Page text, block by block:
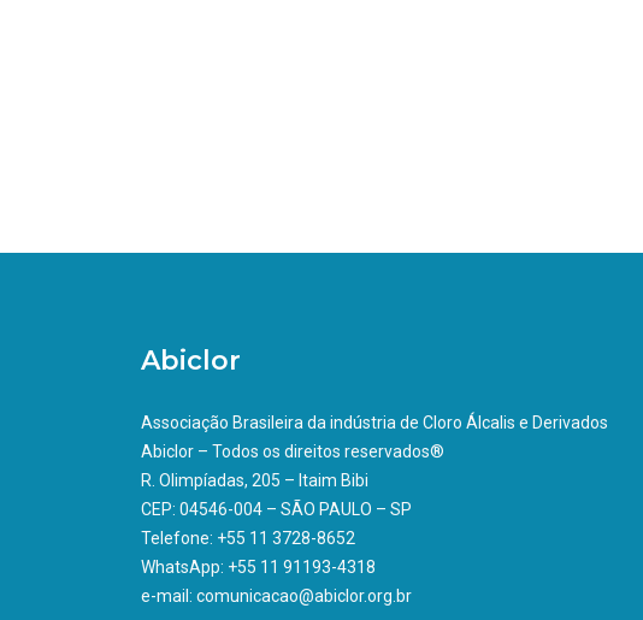
Abiclor
Associação Brasileira da indústria de Cloro Álcalis e Derivados
Abiclor – Todos os direitos reservados®
R. Olimpíadas, 205 – Itaim Bibi
CEP: 04546-004 – SÃO PAULO – SP
Telefone: +55 11 3728-8652
WhatsApp: +55 11 91193-4318
e-mail: comunicacao@abiclor.org.br